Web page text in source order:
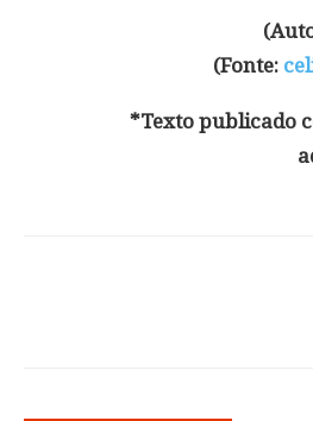
(Fonte:
*Texto publicado